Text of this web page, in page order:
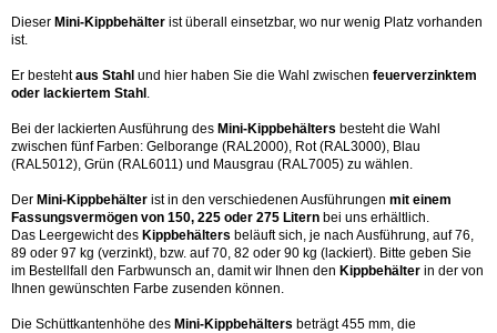
Dieser Mini-Kippbehälter ist überall einsetzbar, wo nur wenig Platz vorhanden
ist.
Er besteht aus Stahl und hier haben Sie die Wahl zwischen feuerverzinktem
oder lackiertem Stahl .
Bei der lackierten Ausführung des Mini-Kippbehälters besteht die Wahl
zwischen fünf Farben: Gelborange (RAL2000), Rot (RAL3000), Blau
(RAL5012), Grün (RAL6011) und Mausgrau (RAL7005) zu wählen.
Der Mini-Kippbehälter ist in den verschiedenen Ausführungen mit einem
Fassungsvermögen von 150, 225 oder 275 Litern bei uns erhältlich.
Das Leergewicht des Kippbehälters beläuft sich, je nach Ausführung, auf 76,
89 oder 97 kg (verzinkt), bzw. auf 70, 82 oder 90 kg (lackiert). Bitte geben Sie
im Bestellfall den Farbwunsch an, damit wir Ihnen den Kippbehälter in der von
Ihnen gewünschten Farbe zusenden können.
Die Schüttkantenhöhe des Mini-Kippbehälters beträgt 455 mm, die